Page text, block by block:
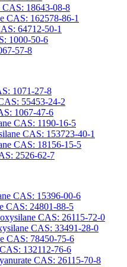
CAS: 18643-08-8
CAS: 162578-86-1
64712-50-1
1000-50-6
57-8
1071-27-8
55453-24-2
1067-47-6
CAS: 1190-16-5
CAS: 153723-40-1
CAS: 18156-15-5
2526-62-7
CAS: 15396-00-6
CAS: 24801-88-5
CAS: 26115-72-0
CAS: 33491-28-0
CAS: 78450-75-6
132112-76-6
CAS: 26115-70-8